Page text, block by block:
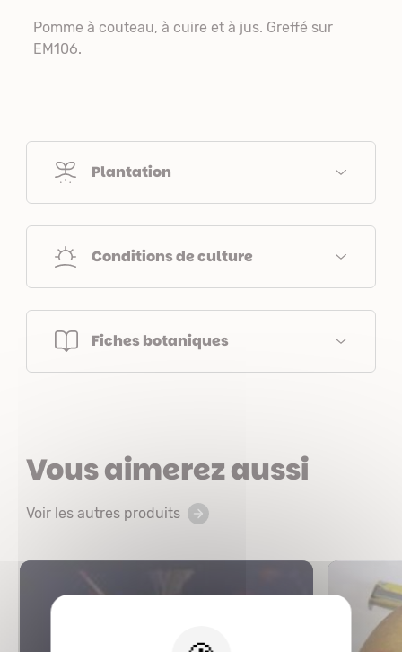
Pomme à couteau, à cuire et à jus. Greffé sur
EM106.
Plantation
Conditions de culture
Fiches botaniques
Vous aimerez aussi
Voir les autres produits